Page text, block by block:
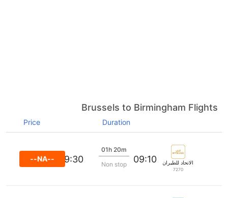
Brussels to Birmingham Flights
Duration
Price
الاتحاد للطيران
7270
09:10
01h 20m
Non stop
09:30
--NA--